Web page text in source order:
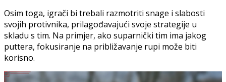
Osim toga, igrači bi trebali razmotriti snage i slabosti
svojih protivnika, prilagođavajući svoje strategije u
skladu s tim. Na primjer, ako suparnički tim ima jakog
puttera, fokusiranje na približavanje rupi može biti
korisno.